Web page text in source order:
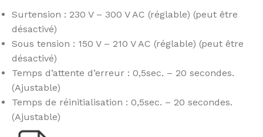
Surtension : 230 V – 300 V AC (réglable) (peut être
désactivé)
Sous tension : 150 V – 210 V AC (réglable) (peut être
désactivé)
Temps d’attente d’erreur : 0,5sec. – 20 secondes.
(Ajustable)
Temps de réinitialisation : 0,5sec. – 20 secondes.
(Ajustable)